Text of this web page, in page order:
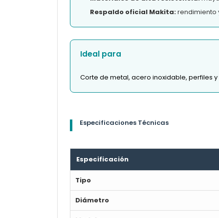
Respaldo oficial Makita:rendimiento
Ideal para
Corte de metal, acero inoxidable, perfiles
Especificaciones Técnicas
Especificación
Tipo
Diámetro